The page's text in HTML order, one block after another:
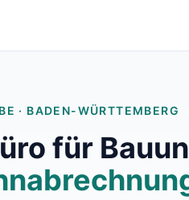
· BADEN-WÜRTTEMBERG
für